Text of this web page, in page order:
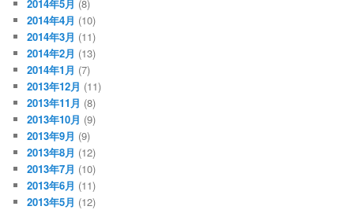
2014年5月 (8)
2014年4月 (10)
2014年3月 (11)
2014年2月 (13)
2014年1月 (7)
2013年12月 (11)
2013年11月 (8)
2013年10月 (9)
2013年9月 (9)
2013年8月 (12)
2013年7月 (10)
2013年6月 (11)
2013年5月 (12)